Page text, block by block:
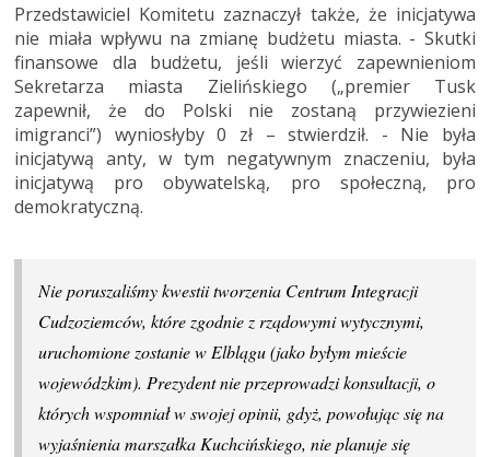
Przedstawiciel Komitetu zaznaczył także, że inicjatywa
nie miała wpływu na zmianę budżetu miasta. - Skutki
finansowe dla budżetu, jeśli wierzyć zapewnieniom
Sekretarza miasta Zielińskiego („premier Tusk
zapewnił, że do Polski nie zostaną przywiezieni
imigranci”) wyniosłyby 0 zł – stwierdził. - Nie była
inicjatywą anty, w tym negatywnym znaczeniu, była
inicjatywą pro obywatelską, pro społeczną, pro
demokratyczną.
Nie poruszaliśmy kwestii tworzenia Centrum Integracji
Cudzoziemców, które zgodnie z rządowymi wytycznymi,
uruchomione zostanie w Elblągu (jako byłym mieście
wojewódzkim). Prezydent nie przeprowadzi konsultacji, o
których wspomniał w swojej opinii, gdyż, powołując się na
wyjaśnienia marszałka Kuchcińskiego, nie planuje się